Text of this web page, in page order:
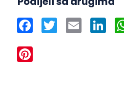
Facebook
Twitter Email